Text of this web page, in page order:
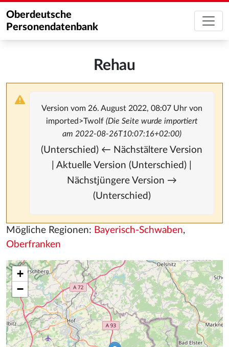
Oberdeutsche
Personendatenbank
Rehau
Version vom 26. August 2022, 08:07 Uhr von
imported>Twolf (Die Seite wurde importiert
am 2022-08-26T10:07:16+02:00)
(Unterschied) ← Nächstältere Version
| Aktuelle Version (Unterschied) |
Nächstjüngere Version →
(Unterschied)
Mögliche Regionen: Bayerisch-Schwaben,
Oberfranken
+
−